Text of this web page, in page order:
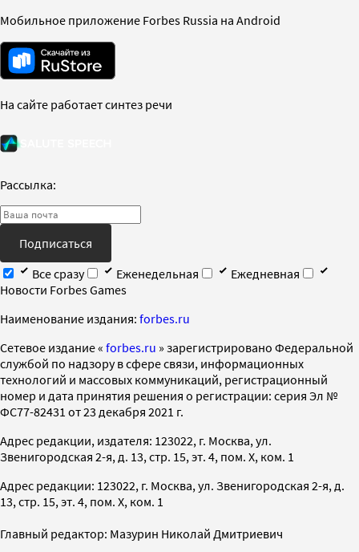
Мобильное приложение Forbes Russia на Android
На сайте работает синтез речи
Рассылка:
Подписаться
Все сразу
Еженедельная
Ежедневная
Новости Forbes Games
Наименование издания: forbes.ru
Cетевое издание « forbes.ru » зарегистрировано Федеральной
службой по надзору в сфере связи, информационных
технологий и массовых коммуникаций, регистрационный
номер и дата принятия решения о регистрации: серия Эл №
ФС77-82431 от 23 декабря 2021 г.
Адрес редакции, издателя: 123022, г. Москва, ул.
Звенигородская 2-я, д. 13, стр. 15, эт. 4, пом. X, ком. 1
Адрес редакции: 123022, г. Москва, ул. Звенигородская 2-я, д.
13, стр. 15, эт. 4, пом. X, ком. 1
Главный редактор: Мазурин Николай Дмитриевич